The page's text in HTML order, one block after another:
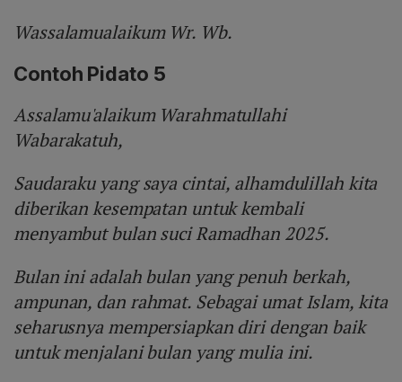
Wassalamualaikum Wr. Wb.
Contoh Pidato 5
Assalamu'alaikum Warahmatullahi
Wabarakatuh,
Saudaraku yang saya cintai, alhamdulillah kita
diberikan kesempatan untuk kembali
menyambut bulan suci Ramadhan 2025.
Bulan ini adalah bulan yang penuh berkah,
ampunan, dan rahmat. Sebagai umat Islam, kita
seharusnya mempersiapkan diri dengan baik
untuk menjalani bulan yang mulia ini.